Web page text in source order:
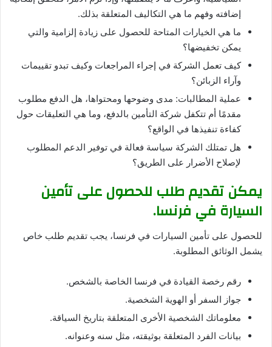
إضافته وفهم ما هي التكاليف المتعلقة بذلك.
ما هي الخيارات المتاحة للحصول على زيادة إلزامية والتي
يمكن تخفيضها؟
كيف تعمل الشركة في إجراء المراجعات وكيف تبدو تقييمات
وآراء الزبائن؟
عملية المطالبات: مدى وضوحها ومحتواها، هل الدفع مطلوب
مقدمًا أم تتكفل شركة التأمين بالدفع، وما هي التعليقات حول
كفاءة تنفيذها في الواقع؟
هل تمتلك الشركة سياسة فعالة في توفير الدعم المطلوب
لإصلاح الأضرار على الطريق؟
يمكن تقديم طلب للحصول على تأمين
السيارة في فرنسا.
للحصول على تأمين السيارات في فرنسا، يجب تقديم طلب خاص
يشمل الوثائق المطلوبة.
رقم رخصة القيادة في فرنسا الخاصة بالشخص.
جواز السفر أو الهوية الشخصية.
معلوماتك الشخصية الأخرى المتعلقة بتاريخ السياقة.
بيانات الفرد المتعلقة بوثيقته، مثل سنه وعنوانه.